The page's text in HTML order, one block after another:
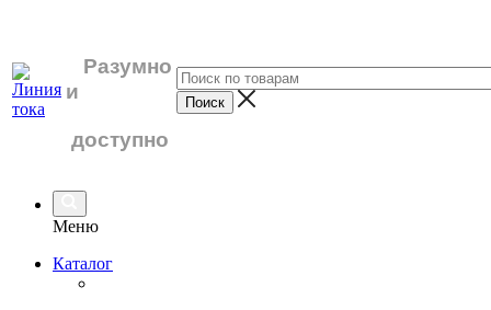
Разумно
и
доступно
Меню
Каталог